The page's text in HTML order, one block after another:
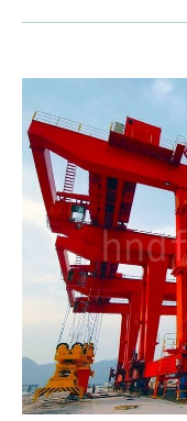
Українська
Беларуская мова
Kiswahili
Dansk
Norsk
O‘zbekcha